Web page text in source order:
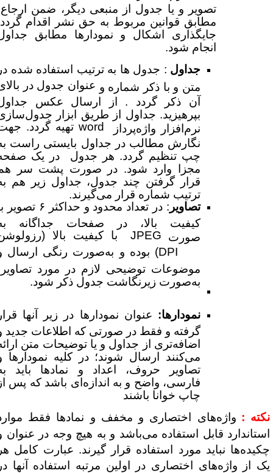
تصویر و یا جدول از منبعی دیگر، ضمن ارجاع،
مطابق قوانین مربوط به حق نشر اقدام گردد.
جایگذاری اشکال و نمودارها مطابق جداول
انجام شود.
جداول: جدول ها به ترتیب استفاده شده در
متن و با ذکر شماره وعنوان جدول در بالای
آن ذکر گردد . از ارسال عکس جداول
بپرهیزید. جداول از طریق ابزار جدول‌سازی
نرم‌افزار واژه‌پرداز
wordتهیه گردد. جهت
نگارش مطالب در جداول بایستی راست به
چپ تنظیم گردد. هر جدول در یک صفحه
مجزا وارد شود. در صورت پشت سر هم
قرار گرفتن چند جدول، جداول زیر هم به
ترتیب شماره قرار می‌گیرند.
تصاویر: در تعداد محدود و حداکثر ۶ تصویر با
کیفیت بالا، در صفحات جداگانه به
صورت
JPEG با کیفیت بالا (رزولوشن
DPI) بوده و به‌صورت رنگی ارسال و
موضوعات توضیحی لازم در مورد تصاویر،
به‌صورت زیرنگاشت جدول ذکر شود.
نمودارها: عنوان نمودارها در زیر آنها قرار
گرفته و فقط در صورتی که اطلاعات جدید و
اضافه‌تری از جداول و یا توضیحات متن ارائه
می‌کنند ارسال شوند؛ در کلیه نمودارها و
تصاویر حروف، اعداد و نمادها باید به
فارسی، واضح و به اندازه‌ای باشد که پس از
چاپ خوانا باشند
: واژه‌های اختصاری و مخفف و نمادهافقط موارد
قابل استفاده می‌باشد و به هیچ وجه در عنوان و
نباید مورد استفاده قرار گیرند. عبارت کامل هر
از واژه‌های اختصاری در اولین مرتبه استفاده آنها در